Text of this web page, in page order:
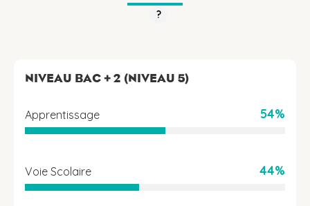
?
NIVEAU BAC + 2 (NIVEAU 5)
Apprentissage 54%
Voie Scolaire 44%